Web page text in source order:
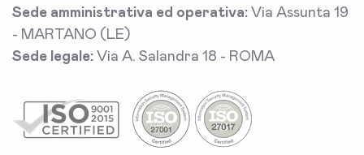
Sede amministrativa ed operativa: Via Assunta 19
- MARTANO (LE)
Sede legale: Via A. Salandra 18 - ROMA